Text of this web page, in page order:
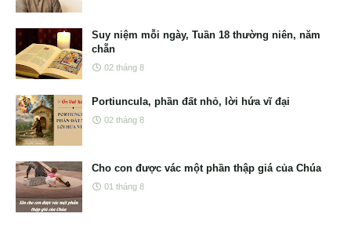
Suy niệm mỗi ngày, Tuần 18 thường niên, năm
chẵn
02 tháng 8
Portiuncula, phần đất nhỏ, lời hứa vĩ đại
02 tháng 8
Cho con được vác một phần thập giá của Chúa
01 tháng 8